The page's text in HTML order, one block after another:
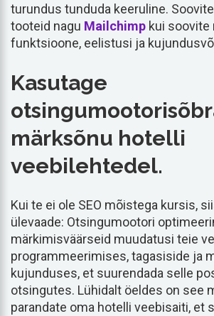
turundus tunduda keeruline.
tooteid nagu Mailchimp kui soovite
funktsioone, eelistusi ja
Kasutage
märksõnu hotelli
veebilehtedel.
Kui te ei ole SEO mõistega kursis,
ülevaade: Otsingumootori
märkimisväärseid muudatusi teie
programmeerimises, tagasiside ja
kujunduses, et suurendada selle
otsingutes. Lühidalt öeldes on see
parandate oma hotelli veebisaiti, et